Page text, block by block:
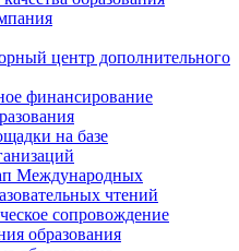
центр дополнительного
финансирование
на базе
Международных
чтений
сопровождение
образования